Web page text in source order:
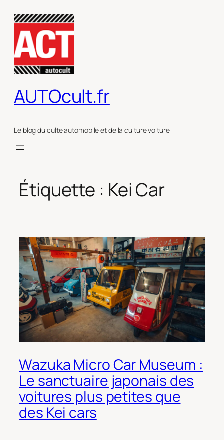
contenu
AUTOcult.fr
Le blog du culte automobile et de la culture voiture
Étiquette : Kei Car
Wazuka Micro Car Museum :
Le sanctuaire japonais des
voitures plus petites que
des Kei cars